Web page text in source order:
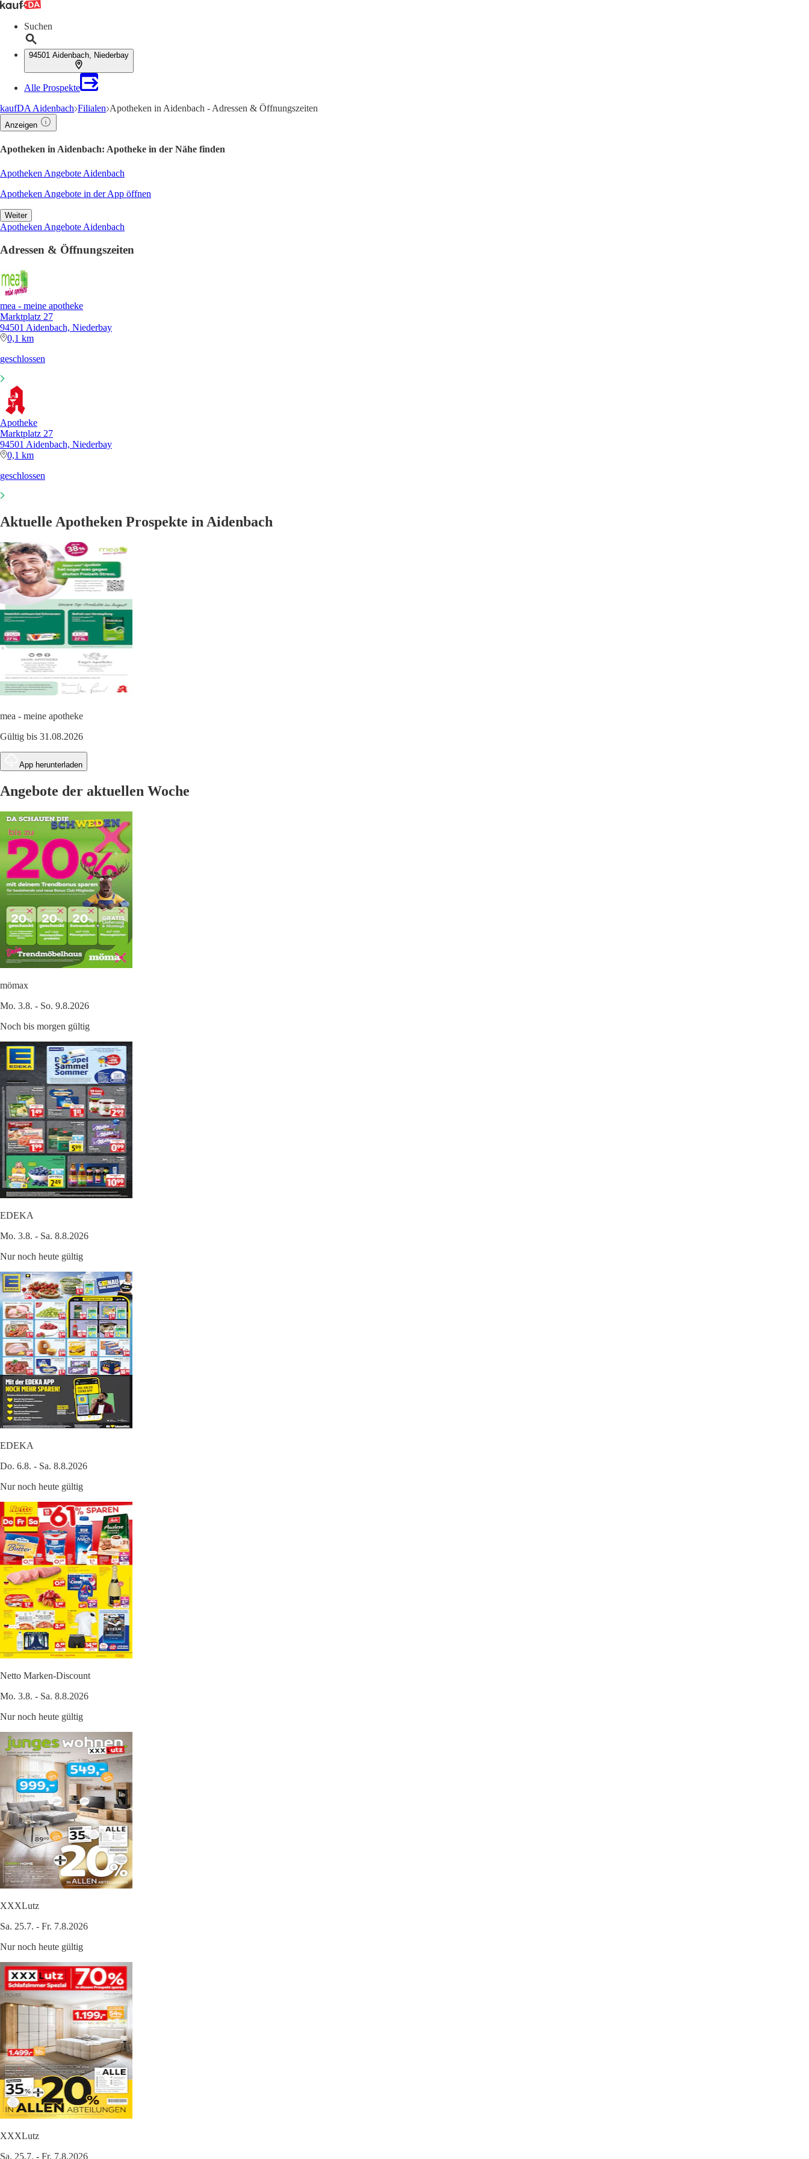
Suchen
94501 Aidenbach, Niederbay
Alle Prospekte
kaufDA Aidenbach Filialen Apotheken in Aidenbach - Adressen & Öffnungszeiten
Anzeigen
Apotheken in Aidenbach: Apotheke in der Nähe finden
Apotheken Angebote Aidenbach
Apotheken Angebote in der App öffnen
Weiter
Apotheken Angebote Aidenbach
Adressen & Öffnungszeiten
mea - meine apotheke
Marktplatz 27
94501 Aidenbach, Niederbay
0,1 km
geschlossen
Apotheke
Marktplatz 27
94501 Aidenbach, Niederbay
0,1 km
geschlossen
Aktuelle Apotheken Prospekte in Aidenbach
mea - meine apotheke
Gültig bis 31.08.2026
App herunterladen
Angebote der aktuellen Woche
mömax
Mo. 3.8. - So. 9.8.2026
Noch bis morgen gültig
EDEKA
Mo. 3.8. - Sa. 8.8.2026
Nur noch heute gültig
EDEKA
Do. 6.8. - Sa. 8.8.2026
Nur noch heute gültig
Netto Marken-Discount
Mo. 3.8. - Sa. 8.8.2026
Nur noch heute gültig
XXXLutz
Sa. 25.7. - Fr. 7.8.2026
Nur noch heute gültig
XXXLutz
Sa. 25.7. - Fr. 7.8.2026